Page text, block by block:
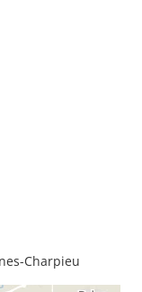
Charpieu